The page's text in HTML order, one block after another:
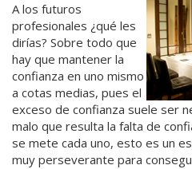
A los futuros
profesionales ¿qué les
dirías? Sobre todo que
hay que mantener la
confianza en uno mismo
a cotas medias, pues el
exceso de confianza suele ser
malo que resulta la falta de
se mete cada uno, esto es un
muy perseverante para